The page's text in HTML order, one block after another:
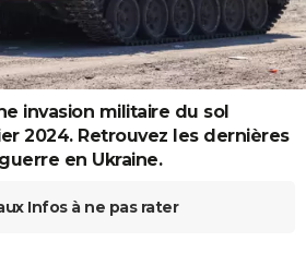
invasion militaire du sol
2024. Retrouvez les dernières
en Ukraine.
Infos à ne pas rater